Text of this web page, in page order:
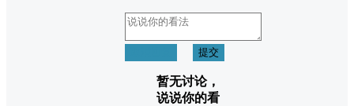
提交
暂无讨论，
说说你的看